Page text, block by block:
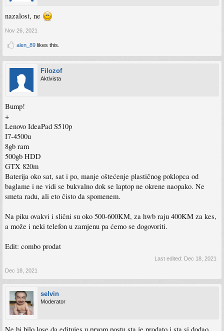
nazalost, ne
Nov 26, 2021
alen_89 likes this.
Filozof
Aktivista
Bump!
+
Lenovo IdeaPad S510p
I7-4500u
8gb ram
500gb HDD
GTX 820m
Baterija oko sat, sat i po, manje oštećenje plastičnog poklopca od
baglame i ne vidi se bukvalno dok se laptop ne okrene naopako. Ne
smeta radu, ali eto čisto da spomenem.
Na piku ovakvi i slični su oko 500-600KM, za hwb raju 400KM za kes,
a može i neki telefon u zamjenu pa ćemo se dogovoriti.
Edit: combo prodat
Last edited: Dec 18, 2021
Dec 18, 2021
selvin
Moderator